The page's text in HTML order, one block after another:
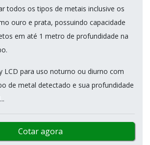
todos os tipos de metais inclusive os
ouro e prata, possuindo capacidade
em até 1 metro de profundidade na
LCD para uso noturno ou diurno com
de metal detectado e sua profundidade
Cotar agora